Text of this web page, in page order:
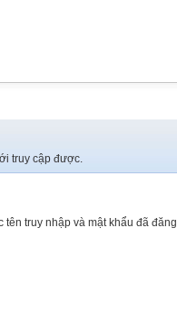
truy cập được.
truy nhập và mật khẩu đã đăng